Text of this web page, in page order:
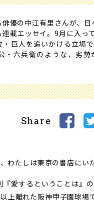
優の中江有里さんが、
載エッセイ。9月に入っ
巨人を追いかける立場
・六兵衛のような、劣
Share
たしは東京の書店にいた
愛するということは』
上離れた阪神甲子園球場